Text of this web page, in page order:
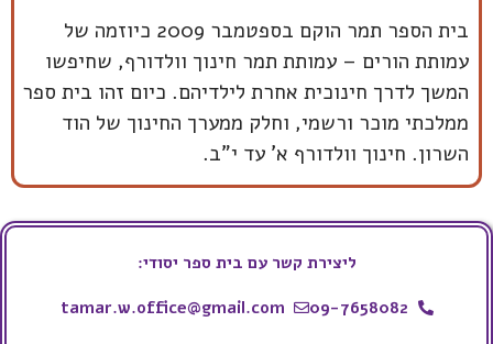
בית הספר תמר הוקם בספטמבר 2009 כיוזמה של
עמותת הורים – עמותת תמר חינוך וולדורף, שחיפשו
המשך לדרך חינוכית אחרת לילדיהם. כיום זהו בית ספר
ממלכתי מוכר ורשמי, וחלק ממערך החינוך של הוד
השרון. חינוך וולדורף א' עד י"ב.
ליצירת קשר עם בית ספר יסודי:
09-7658082
tamar.w.office@gmail.com